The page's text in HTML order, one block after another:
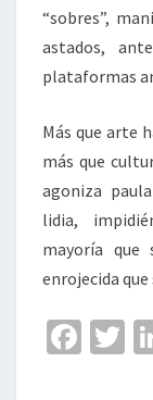
“sobres”,
astados,
plataformas
Más que arte
más que
agoniza
lidia,
mayoría
enrojecida
Fa T